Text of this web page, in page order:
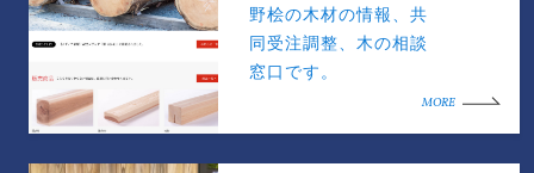
野桧の木材の情報、共
同受注調整、木の相談
窓口です。
MORE